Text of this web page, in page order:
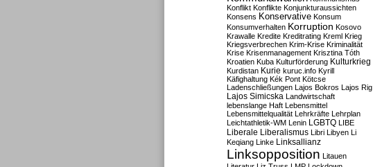
Konflikt Konflikte Konjunkturaussichten
Konsens Konservative Konsum
Konsumverhalten Korruption Kosovo
Krawalle Kredite Kreditrating Kreml Krieg
Kriegsverbrechen Krim-Krise Kriminalität
Krise Krisenmanagement Krisztina Tóth
Kroatien Kuba Kulturförderung Kulturkrieg
Kurdistan Kurie kuruc.info Kyrill
Käfighaltung Kék Pont Kötcse
Ladenschließungen Lajos Bokros Lajos Rig
Lajos Simicska Landwirtschaft
lebenslange Haft Lebensmittel
Lebensmittelqualität Lehrkräfte Lehrplan
Leichtathletik-WM Lenin LGBTQ LIBE
Liberale Liberalismus Libri Libyen Li
Keqiang Linke Linksallianz
Linksopposition Litauen